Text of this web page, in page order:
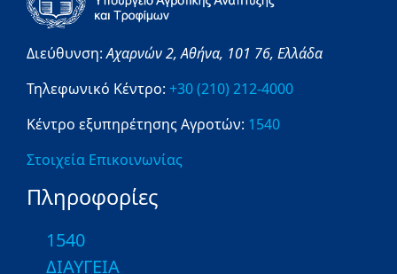
Διεύθυνση:Αχαρνών 2,Αθήνα, 101 76, Ελλάδα
Τηλεφωνικό Κέντρο: +30 (210) 212-4000
Κέντρο εξυπηρέτησης Αγροτών: 1540
Στοιχεία Επικοινωνίας
Πληροφορίες
1540
ΔΙΑΥΓΕΙΑ